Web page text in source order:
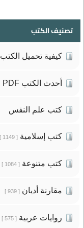
تصنيف الكتب
كيفية تحميل الكتب
أحدث الكتب PDF
كتب علم النفس
كتب إسلامية[ 1149 ]
كتب متنوعة[ 1084 ]
مقارنة أديان[ 939 ]
روايات عربية[ 575 ]